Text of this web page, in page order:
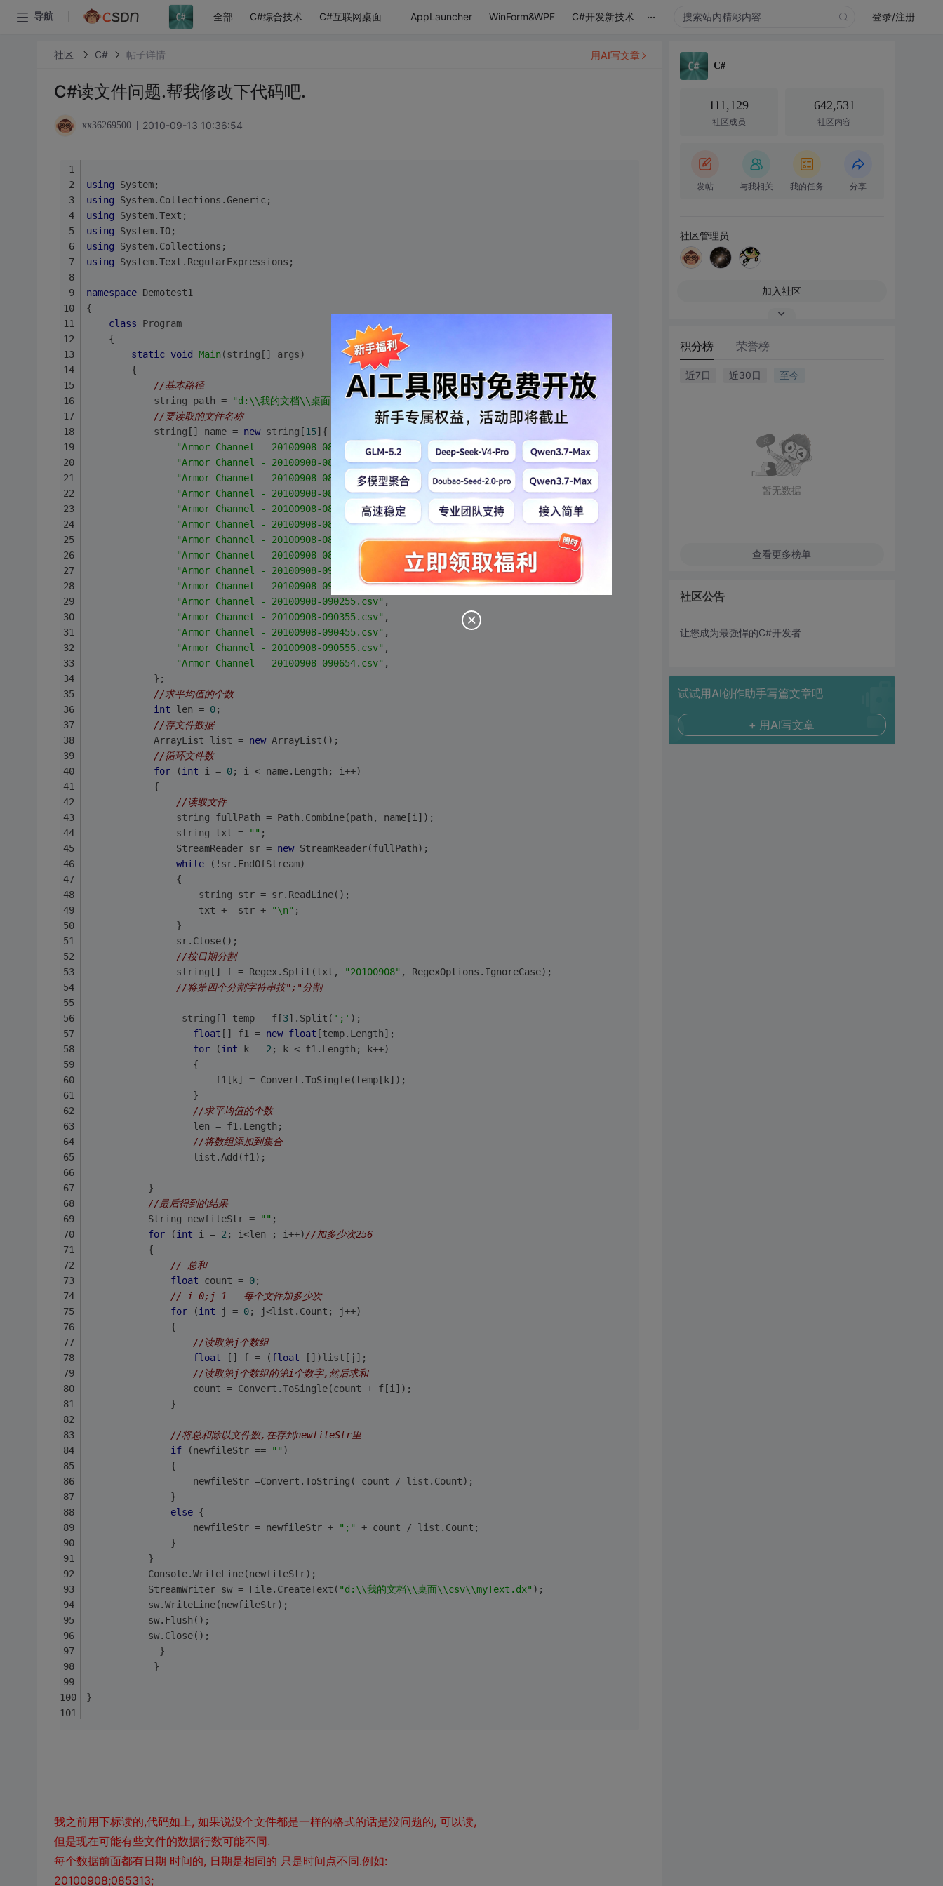
导航 全部 C#综合技术 C#互联网桌面应用 AppLauncher WinForm&WPF C#开发新技术 ... 登录/注册
社区 C# 帖子详情
C#读文件问题.帮我修改下代码吧.
xx36269500 2010-09-13 10:36:54
using System;
using System.Collections.Generic;
using System.Text;
using System.IO;
using System.Collections;
using System.Text.RegularExpressions;
namespace Demotest1
{
class
Program
    {
static void Main(string [] args)
        {
//基本路径
string path = "d:\\我的文档\\桌面\\csv\\";
//要读取的文件名称
string [] name = new string [15]{
"Armor Channel - 20100908-085305.csv",
"Armor Channel - 20100908-085355.csv",
"Armor Channel - 20100908-085454.csv",
"Armor Channel - 20100908-085555.csv",
"Armor Channel - 20100908-085654.csv",
"Armor Channel - 20100908-085755.csv"
"Armor Channel - 20100908-085857.csv",
"Armor Channel - 20100908-085955.csv"
"Armor Channel - 20100908-090054.csv"
"Armor Channel - 20100908-090155.csv",
"Armor Channel - 20100908-090255.csv" ,
"Armor Channel - 20100908-090355.csv" ,
"Armor Channel - 20100908-090455.csv" ,
"Armor Channel - 20100908-090555.csv" ,
"Armor Channel - 20100908-090654.csv" ,
            };
//求平均值的个数
int len = 0;
//存文件数据
            ArrayList
list = new ArrayList();
//循环文件数
for (int i = 0; i < name.Length; i++)
            {
//读取文件
string fullPath = Path.Combine(path, name[i]);
string txt = "" ;
                StreamReader sr =
new StreamReader(fullPath);
while (!sr.EndOfStream)
                {
string str = sr.ReadLine();
                    txt += str +
"\n" ;
                }
                sr.Close();
//按日期分割
string [] f = Regex.Split(txt, "20100908" , RegexOptions.IgnoreCase);
//将第四个分割字符串按";"分割
string [] temp = f[3].Split( ';' );
float [] f1 = new float [temp.Length];
for (int k = 2 ; k < f1.Length; k++)
                   {
                       f1[k] = Convert.ToSingle(temp[k]);
                   }
//求平均值的个数
                   len = f1.Length;
//将数组添加到集合
list .Add(f1);
           }
//最后得到的结果
           String newfileStr =
"" ;
for (int i = 2 ; i<len ; i++)//加多少次256
           {
// 总和
float count = 0;
// i=0;j=1   每个文件加多少次
for (int j = 0; j<list .Count; j++)
               {
//读取第j个数组
float [] f = (float [])list [j];
//读取第j个数组的第i个数字,然后求和
                   count = Convert.ToSingle(count + f[i]);
               }
//将总和除以文件数,在存到newfileStr里
if (newfileStr == "" )
               {
                   newfileStr =Convert.ToString( count /
list .Count);
               }
else {
                   newfileStr = newfileStr +
";" + count / list .Count;
               }
           }
           Console.WriteLine(newfileStr);
           StreamWriter sw = File.CreateText(
"d:\\我的文档\\桌面\\csv\\myText.dx" );
           sw.WriteLine(newfileStr);
           sw.Flush();
           sw.Close();
             }
            }
}
我之前用下标读的,代码如上, 如果说没个文件都是一样的格式的话是没问题的, 可以读,
但是现在可能有些文件的数据行数可能不同.
每个数据前面都有日期 时间的, 日期是相同的 只是时间点不同.例如:
20100908;085313;
用AI写文章
C#
111,129
社区成员
642,531
社区内容
发帖 与我相关 我的任务 分享
社区管理员
加入社区
积分榜 荣誉榜
近7日 近30日 至今
暂无数据
查看更多榜单
社区公告
让您成为最强悍的C#开发者
试试用AI创作助手写篇文章吧
+ 用AI写文章